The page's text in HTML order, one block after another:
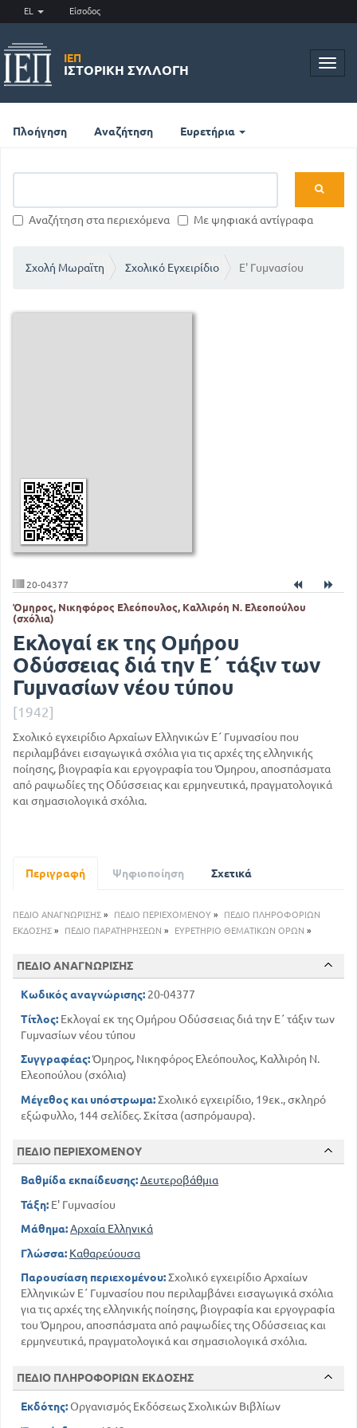
EL Είσοδος
ΙΕΠ
ΙΣΤΟΡΙΚΉ ΣΥΛΛΟΓΉ
Πλοήγηση Αναζήτηση Ευρετήρια
Αναζήτηση στα περιεχόμενα Με ψηφιακά αντίγραφα
Σχολή Μωραϊτη Σχολικό Εγχειρίδιο Ε' Γυμνασίου
20-04377
Όμηρος, Νικηφόρος Ελεόπουλος, Καλλιρόη Ν. Ελεοπούλου
(σχόλια)
Εκλογαί εκ της Ομήρου
Οδύσσειας διά την Ε΄ τάξιν των
Γυμνασίων νέου τύπου
[1942]
Σχολικό εγχειρίδιο Αρχαίων Ελληνικών Ε΄ Γυμνασίου που
περιλαμβάνει εισαγωγικά σχόλια για τις αρχές της ελληνικής
ποίησης, βιογραφία και εργογραφία του Όμηρου, αποσπάσματα
από ραψωδίες της Οδύσσειας και ερμηνευτικά, πραγματολογικά
και σημασιολογικά σχόλια.
Περιγραφή Ψηφιοποίηση Σχετικά
ΠΕΔΙΟ ΑΝΑΓΝΩΡΙΣΗΣ » ΠΕΔΙΟ ΠΕΡΙΕΧΟΜΕΝΟΥ »
ΠΕΔΙΟ ΠΛΗΡΟΦΟΡΙΩΝ
ΕΚΔΟΣΗΣ » ΠΕΔΙΟ ΠΑΡΑΤΗΡΗΣΕΩΝ » ΕΥΡΕΤΗΡΙΟ ΘΕΜΑΤΙΚΩΝ ΟΡΩΝ »
ΠΕΔΙΟ ΑΝΑΓΝΩΡΙΣΗΣ
Κωδικός αναγνώρισης: 20-04377
Τίτλος: Εκλογαί εκ της Ομήρου Οδύσσειας διά την Ε΄ τάξιν των
Γυμνασίων νέου τύπου
Συγγραφέας:Όμηρος, Νικηφόρος Ελεόπουλος, Καλλιρόη Ν.
Ελεοπούλου (σχόλια)
Μέγεθος και υπόστρωμα:Σχολικό εγχειρίδιο, 19εκ., σκληρό
εξώφυλλο, 144 σελίδες. Σκίτσα (ασπρόμαυρα).
ΠΕΔΙΟ ΠΕΡΙΕΧΟΜΕΝΟΥ
Βαθμίδα εκπαίδευσης:Δευτεροβάθμια
Τάξη: Ε' Γυμνασίου
Μάθημα:Αρχαία Ελληνικά
Γλώσσα: Καθαρεύουσα
Παρουσίαση περιεχομένου:Σχολικό εγχειρίδιο Αρχαίων
Ελληνικών Ε΄ Γυμνασίου που περιλαμβάνει εισαγωγικά σχόλια
για τις αρχές της ελληνικής ποίησης, βιογραφία και εργογραφία
του Όμηρου, αποσπάσματα από ραψωδίες της Οδύσσειας και
ερμηνευτικά, πραγματολογικά και σημασιολογικά σχόλια.
ΠΕΔΙΟ ΠΛΗΡΟΦΟΡΙΩΝ ΕΚΔΟΣΗΣ
Εκδότης:Οργανισμός Εκδόσεως Σχολικών Βιβλίων